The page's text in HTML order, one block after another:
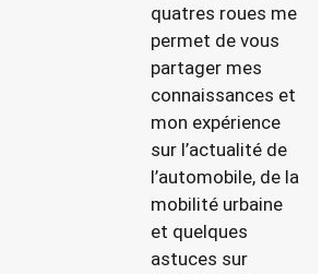
quatres roues me
permet de vous
partager mes
connaissances et
mon expérience
sur l’actualité de
l’automobile, de la
mobilité urbaine
et quelques
astuces sur